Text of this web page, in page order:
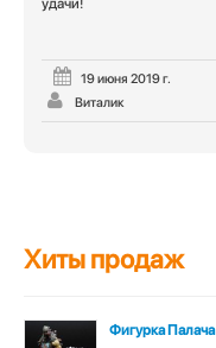
удачи!
19 июня 2019 г.
Виталик
Хиты продаж
Фигурка Палача